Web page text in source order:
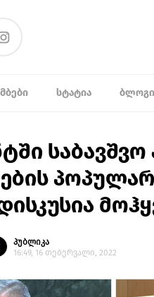
ᲡᲢᲐᲢᲘᲐ ᲑᲚᲝᲒᲘ
საბავშვო
პუბლიკა
16:49, 16 თებერვალი, 2022